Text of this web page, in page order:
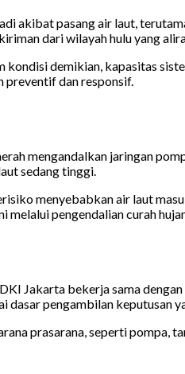
pasang air laut,
dari wilayah hulu yang
demikian, kapasitas
preventif dan responsif.
mengandalkan jaringan
sedang tinggi.
menyebabkan air laut
pengendalian curah
Jakarta bekerja sama
dasar pengambilan keputusan
prasarana, seperti pompa,